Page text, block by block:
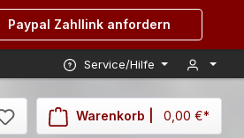
Paypal Zahllink anfordern
Service/Hilfe
Warenkorb | 0,00 €*